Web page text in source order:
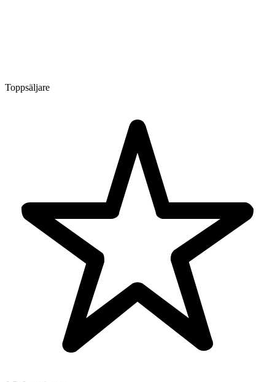
Toppsäljare